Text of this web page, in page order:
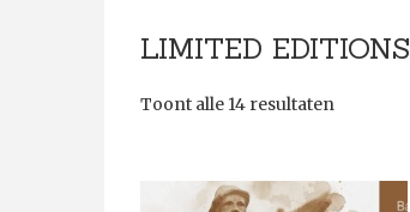
LIMITED EDITIONS
Toont alle 14 resultaten